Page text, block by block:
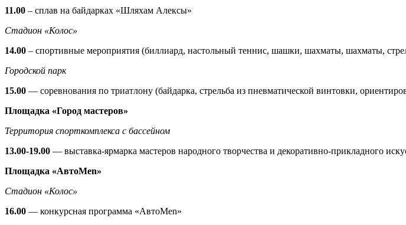
11.00 – сплав на байдарках «Шляхам Алексы»
Стадион «Колос»
14.00 – спортивные мероприятия (биллиард, настольный теннис, шашки, шахматы, шахматы,
Городской парк
15.00 — соревнования по триатлону (байдарка, стрельба из пневматической винтовки,
Площадка «Город мастеров»
Территория спорткомплекса с бассейном
13.00-19.00 — выставка-ярмарка мастеров народного творчества и декоративно-прикладного
Площадка «АвтоMen»
Стадион «Колос»
16.00 — конкурсная программа «АвтоMen»